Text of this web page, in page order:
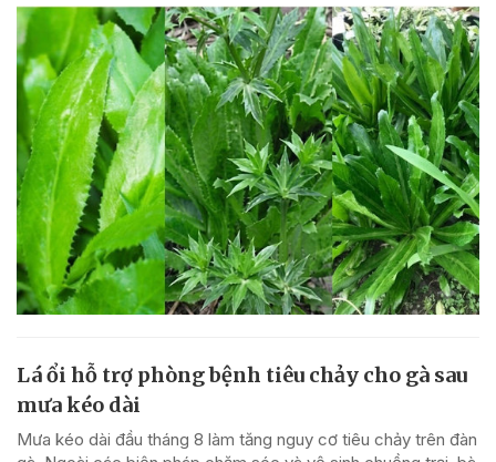
Lá ổi hỗ trợ phòng bệnh tiêu chảy cho gà sau
mưa kéo dài
Mưa kéo dài đầu tháng 8 làm tăng nguy cơ tiêu chảy trên đàn